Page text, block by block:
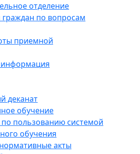
отделение
по вопросам
приемной
информация
деканат
обучение
пользованию системой
обучения
акты